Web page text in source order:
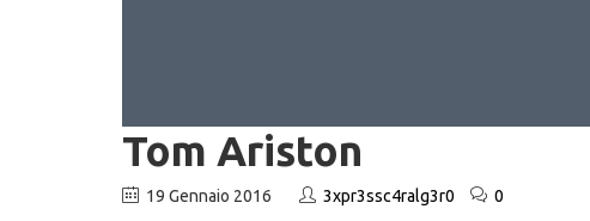
Tom Ariston
19 Gennaio 2016 3xpr3ssc4ralg3r0 0